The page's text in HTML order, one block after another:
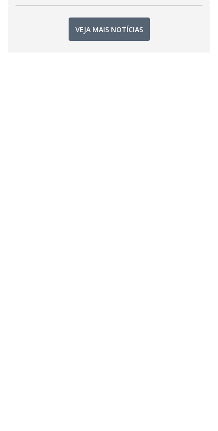
VEJA MAIS NOTÍCIAS